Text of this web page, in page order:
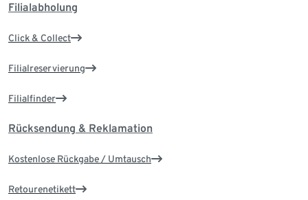
Filialabholung
Click & Collect
Filialreservierung
Filialfinder
Rücksendung & Reklamation
Kostenlose Rückgabe / Umtausch
Retourenetikett